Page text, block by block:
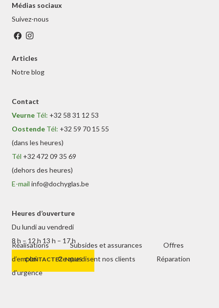
Médias sociaux
Suivez-nous
Articles
Notre blog
Contact
Veurne Tél: +32 58 31 12 53
Oostende Tél: +32 59 70 15 55
(dans les heures)
Tél +32 472 09 35 69
(dehors des heures)
E-mail info@dochyglas.be
Heures d’ouverture
Du lundi au vendredi
8 h – 12 h 13 h – 17 h
CONTACTEZ-NOUS
Réalisations Subsides et assurances
Offres
d’emploi
Ce que disent nos clients
Réparation
d’urgence